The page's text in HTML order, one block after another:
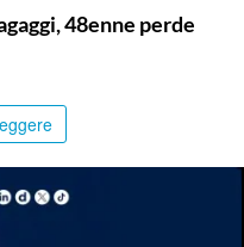
48enne perde